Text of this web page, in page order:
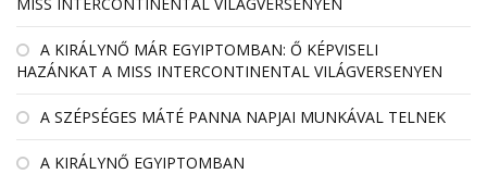
A KIRÁLYNŐ MÁR EGYIPTOMBAN: Ő KÉPVISELI
HAZÁNKAT A MISS INTERCONTINENTAL VILÁGVERSENYEN
A SZÉPSÉGES MÁTÉ PANNA NAPJAI MUNKÁVAL TELNEK
A KIRÁLYNŐ EGYIPTOMBAN